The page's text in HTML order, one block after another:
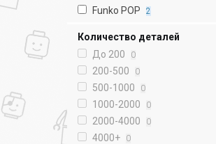
Funko POP 2
Количество деталей
До 200
0
200-500 0
500-1000 0
1000-2000 0
2000-4000 0
4000+ 0